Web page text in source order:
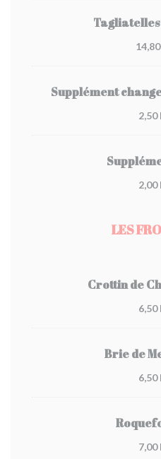
Supplément
2,50
2,00
LES
Crottin de
6,50
Brie de
6,50
7,00